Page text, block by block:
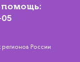
регионов России